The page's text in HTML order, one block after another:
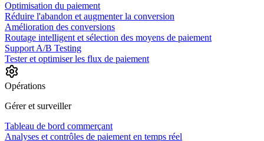
Optimisation du paiement
Réduire l'abandon et augmenter la conversion
Amélioration des conversions
Routage intelligent et sélection des moyens de paiement
Support A/B Testing
Tester et optimiser les flux de paiement
Opérations
Gérer et surveiller
Tableau de bord commerçant
Analyses et contrôles de paiement en temps réel